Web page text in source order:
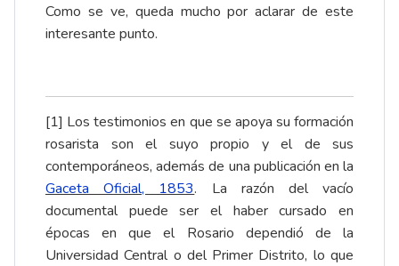
Como se ve, queda mucho por aclarar de este
interesante punto.
[1] Los testimonios en que se apoya su formación
rosarista son el suyo propio y el de sus
contemporáneos, además de una publicación en la
Gaceta Oficial, 1853. La razón del vacío
documental puede ser el haber cursado en
épocas en que el Rosario dependió de la
Universidad Central o del Primer Distrito, lo que